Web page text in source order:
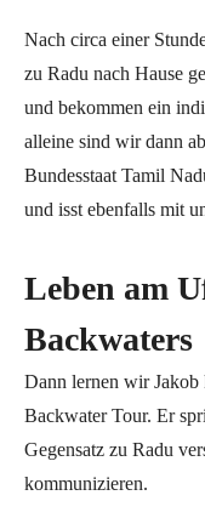
Nach circa einer
zu Radu nach Hause
und bekommen ein
alleine sind wir dann
Bundesstaat Tamil
und isst ebenfalls mit
Leben am
Backwaters
Dann lernen wir
Backwater Tour. Er
Gegensatz zu Radu
kommunizieren.